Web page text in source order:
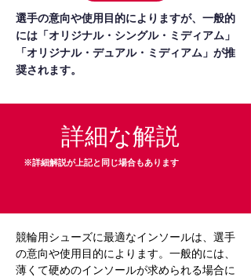
選手の意向や使用目的によりますが、一般的
には「オリジナル・シングル・ミディアム」
「オリジナル・デュアル・ミディアム」が推
奨されます。
詳細な解説
※詳細解説が上記と同じ場合もあります
競輪用シューズに最適なインソールは、選手
の意向や使用目的によります。一般的には、
薄くて硬めのインソールが求められる場合に